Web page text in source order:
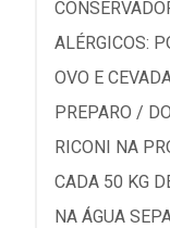
ALÉRGICOS:
OVO E
PREPARO /
RICONI NA
CADA 50 KG
NA ÁGUA